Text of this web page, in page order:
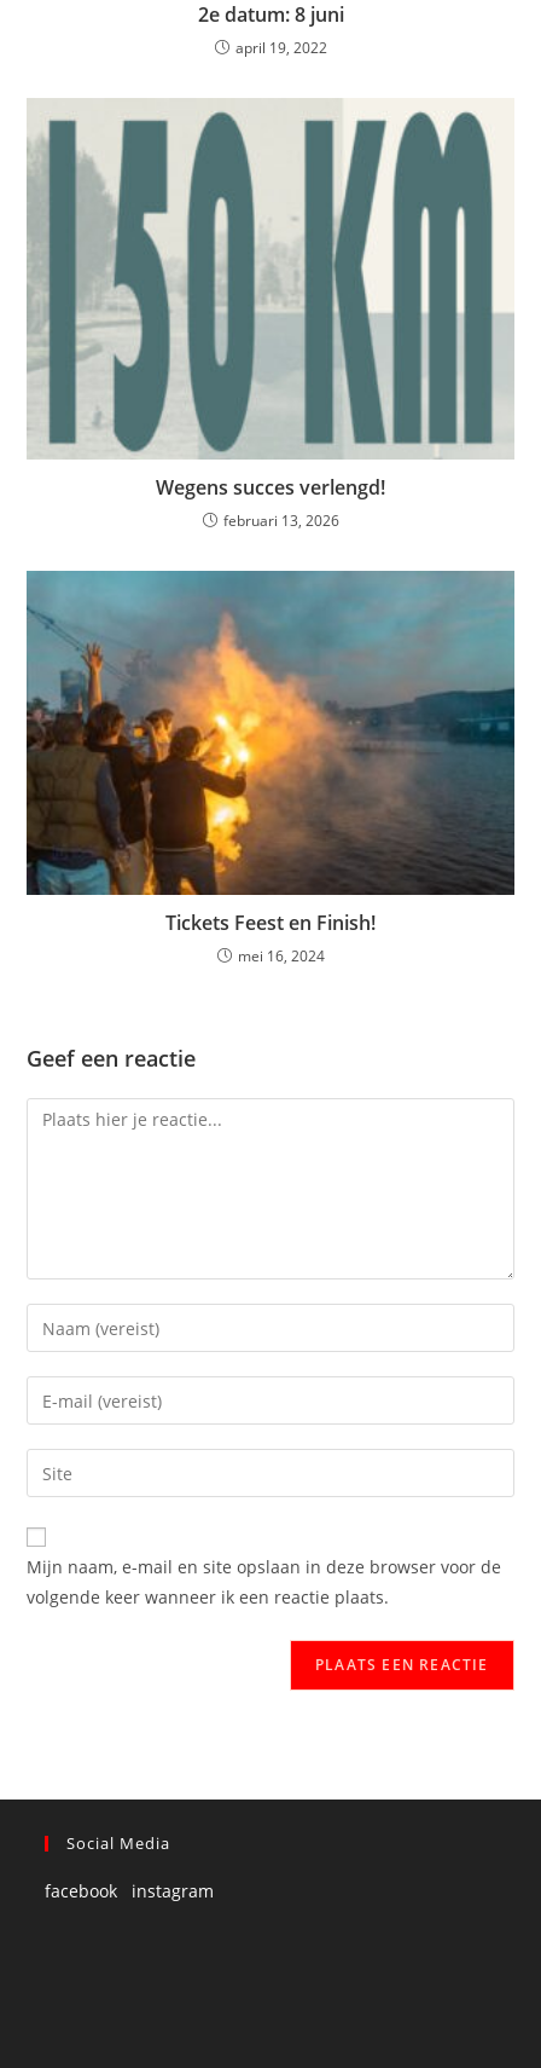
2e datum: 8 juni
april 19, 2022
Wegens succes verlengd!
februari 13, 2026
Tickets Feest en Finish!
mei 16, 2024
Geef een reactie
Mijn naam, e-mail en site opslaan in deze browser voor de
volgende keer wanneer ik een reactie plaats.
Social Media
facebook instagram